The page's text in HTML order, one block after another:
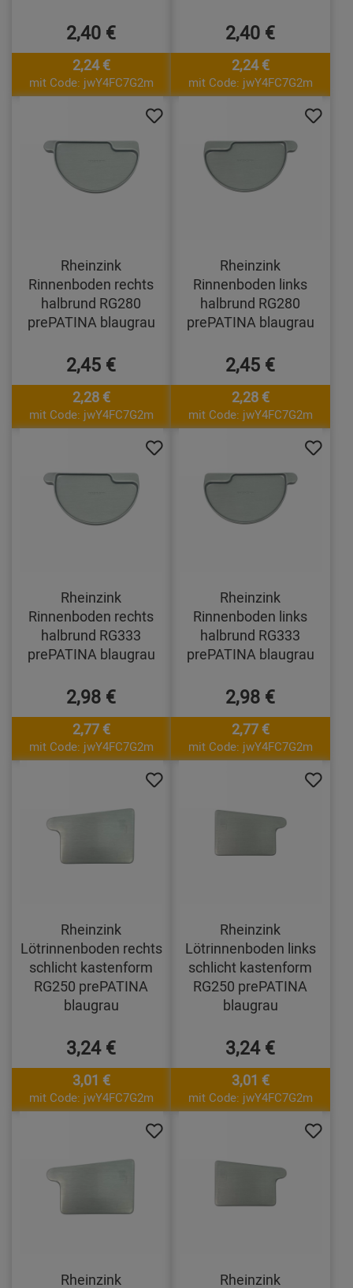
2,40 €
2,24 €
mit Code: jwY4FC7G2m
2,40 €
2,24 €
mit Code: jwY4FC7G2m
Rheinzink
Rinnenboden rechts
halbrund RG280
prePATINA blaugrau
2,45 €
2,28 €
mit Code: jwY4FC7G2m
Rheinzink
Rinnenboden links
halbrund RG280
prePATINA blaugrau
2,45 €
2,28 €
mit Code: jwY4FC7G2m
Rheinzink
Rinnenboden rechts
halbrund RG333
prePATINA blaugrau
2,98 €
2,77 €
mit Code: jwY4FC7G2m
Rheinzink
Rinnenboden links
halbrund RG333
prePATINA blaugrau
2,98 €
2,77 €
mit Code: jwY4FC7G2m
Rheinzink
Lötrinnenboden rechts
schlicht kastenform
RG250 prePATINA
blaugrau
3,24 €
3,01 €
mit Code: jwY4FC7G2m
Rheinzink
Lötrinnenboden links
schlicht kastenform
RG250 prePATINA
blaugrau
3,24 €
3,01 €
mit Code: jwY4FC7G2m
Rheinzink Rheinzink